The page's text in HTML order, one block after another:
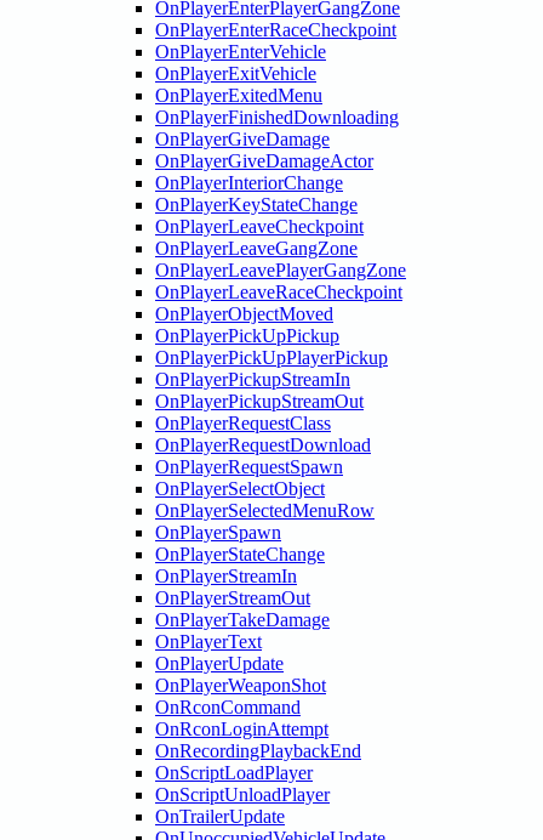
OnPlayerEnterPlayerGangZone
OnPlayerEnterRaceCheckpoint
OnPlayerEnterVehicle
OnPlayerExitVehicle
OnPlayerExitedMenu
OnPlayerFinishedDownloading
OnPlayerGiveDamage
OnPlayerGiveDamageActor
OnPlayerInteriorChange
OnPlayerKeyStateChange
OnPlayerLeaveCheckpoint
OnPlayerLeaveGangZone
OnPlayerLeavePlayerGangZone
OnPlayerLeaveRaceCheckpoint
OnPlayerObjectMoved
OnPlayerPickUpPickup
OnPlayerPickUpPlayerPickup
OnPlayerPickupStreamIn
OnPlayerPickupStreamOut
OnPlayerRequestClass
OnPlayerRequestDownload
OnPlayerRequestSpawn
OnPlayerSelectObject
OnPlayerSelectedMenuRow
OnPlayerSpawn
OnPlayerStateChange
OnPlayerStreamIn
OnPlayerStreamOut
OnPlayerTakeDamage
OnPlayerText
OnPlayerUpdate
OnPlayerWeaponShot
OnRconCommand
OnRconLoginAttempt
OnRecordingPlaybackEnd
OnScriptLoadPlayer
OnScriptUnloadPlayer
OnTrailerUpdate